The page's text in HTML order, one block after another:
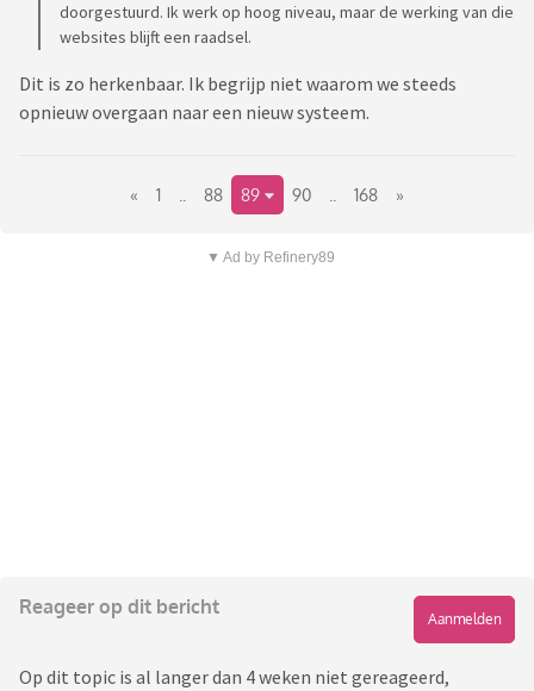
doorgestuurd. Ik werk op hoog niveau, maar de werking van die
websites blijft een raadsel.
Dit is zo herkenbaar. Ik begrijp niet waarom we steeds
opnieuw overgaan naar een nieuw systeem.
« 1 88 89 90 168 »
▼ Ad by Refinery89
Reageer op dit bericht
Aanmelden
Op dit topic is al langer dan 4 weken niet gereageerd,